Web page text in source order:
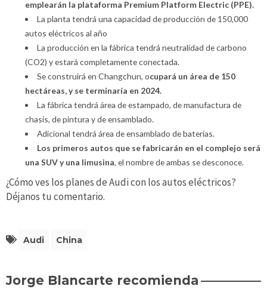
emplearán la plataforma Premium Platform Electric (PPE).
La planta tendrá una capacidad de producción de 150,000
autos eléctricos al año
La producción en la fábrica tendrá neutralidad de carbono
(CO2) y estará completamente conectada.
Se construirá en Changchun, ocupará un área de 150
hectáreas, y se terminaría en 2024.
La fábrica tendrá área de estampado, de manufactura de
chasis, de pintura y de ensamblado.
Adicional tendrá área de ensamblado de baterías.
Los primeros autos que se fabricarán en el complejo será
una SUV y una limusina, el nombre de ambas se desconoce.
¿Cómo ves los planes de Audi con los autos eléctricos?
Déjanos tu comentario.
Audi China
Jorge Blancarte recomienda